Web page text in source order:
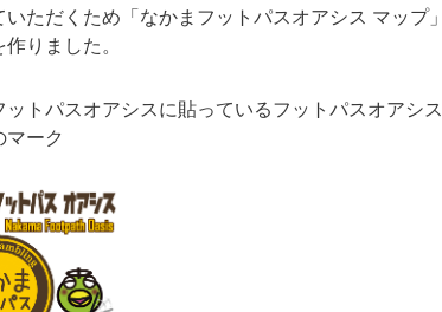
いただくため「なかまフットパスオアシス マップ」
作りました。
ットパスオアシスに貼っているフットパスオアシス
マーク